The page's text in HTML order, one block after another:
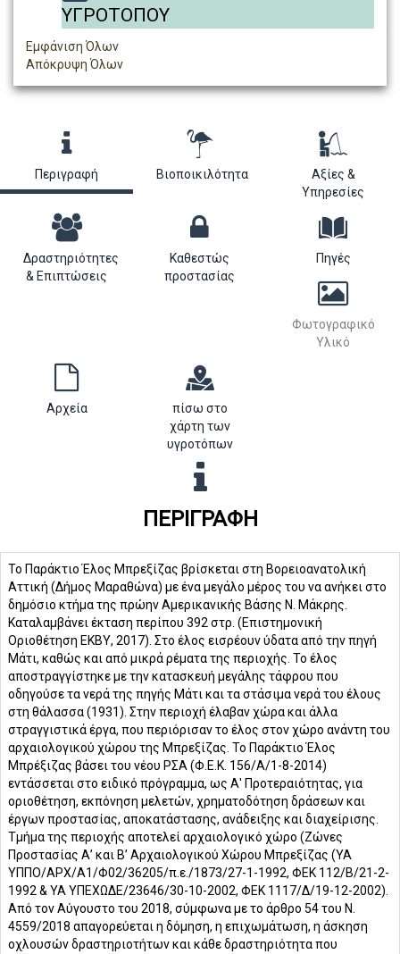
ΥΓΡΟΤΟΠΟΥ
Εμφάνιση Όλων
Απόκρυψη Όλων
Περιγραφή Βιοποικιλότητα
Αξίες &
Υπηρεσίες
Δραστηριότητες
& Επιπτώσεις
Καθεστώς
προστασίας
Πηγές
Φωτογραφικό
Υλικό
Αρχεία
πίσω στο
χάρτη των
υγροτόπων
ΠΕΡΙΓΡΑΦΉ
Το Παράκτιο Έλος Μπρεξίζας βρίσκεται στη Βορειοανατολική
Αττική (Δήμος Μαραθώνα) με ένα μεγάλο μέρος του να ανήκει στο
δημόσιο κτήμα της πρώην Αμερικανικής Βάσης Ν. Μάκρης.
Καταλαμβάνει έκταση περίπου 392 στρ. (Επιστημονική
Οριοθέτηση ΕΚΒΥ, 2017). Στο έλος εισρέουν ύδατα από την πηγή
Μάτι, καθώς και από μικρά ρέματα της περιοχής. Το έλος
αποστραγγίστηκε με την κατασκευή μεγάλης τάφρου που
οδηγούσε τα νερά της πηγής Μάτι και τα στάσιμα νερά του έλους
στη θάλασσα (1931). Στην περιοχή έλαβαν χώρα και άλλα
στραγγιστικά έργα, που περιόρισαν το έλος στον χώρο ανάντη του
αρχαιολογικού χώρου της Μπρεξίζας. Το Παράκτιο Έλος
Μπρέξιζας βάσει του νέου ΡΣΑ (Φ.Ε.Κ. 156/Α/1-8-2014)
εντάσσεται στο ειδικό πρόγραμμα, ως Α' Προτεραιότητας, για
οριοθέτηση, εκπόνηση μελετών, χρηματοδότηση δράσεων και
έργων προστασίας, αποκατάστασης, ανάδειξης και διαχείρισης.
Τμήμα της περιοχής αποτελεί αρχαιολογικό χώρο (Ζώνες
Προστασίας Α’ και Β’ Αρχαιολογικού Χώρου Μπρεξίζας (ΥΑ
ΥΠΠΟ/ΑΡΧ/Α1/Φ02/36205/π.ε./1873/27-1-1992, ΦΕΚ 112/Β/21-2-
1992 & ΥΑ ΥΠΕΧΩΔΕ/23646/30-10-2002, ΦΕΚ 1117/Δ/19-12-2002).
Από τον Αύγουστο του 2018, σύμφωνα με το άρθρο 54 του Ν.
4559/2018 απαγορεύεται η δόμηση, η επιχωμάτωση, η άσκηση
οχλουσών δραστηριοτήτων και κάθε δραστηριότητα που